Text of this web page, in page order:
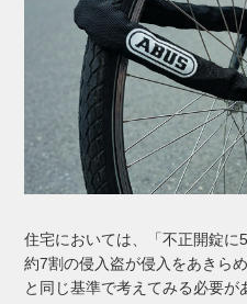
住宅においては、「不正開錠に
約7割の侵入盗が侵入をあきら
と同じ基準で考えてみる必要が